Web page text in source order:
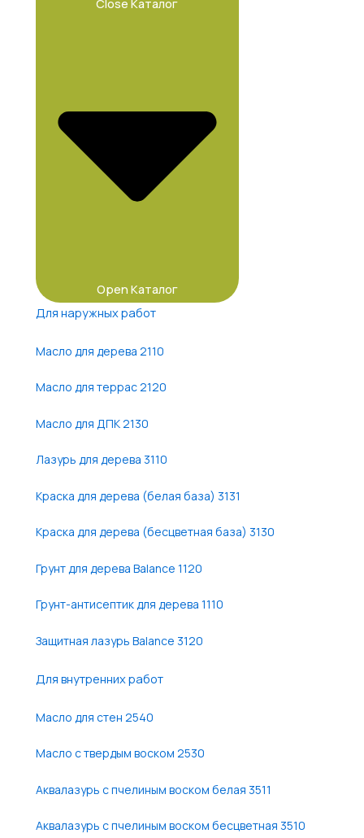
Close Каталог
Open Каталог
Для наружных работ
Масло для дерева 2110
Масло для террас 2120
Масло для ДПК 2130
Лазурь для дерева 3110
Краска для дерева (белая база) 3131
Краска для дерева (бесцветная база) 3130
Грунт для дерева Balance 1120
Грунт-антисептик для дерева 1110
Защитная лазурь Balance 3120
Для внутренних работ
Масло для стен 2540
Масло с твердым воском 2530
Аквалазурь с пчелиным воском белая 3511
Аквалазурь с пчелиным воском бесцветная 3510